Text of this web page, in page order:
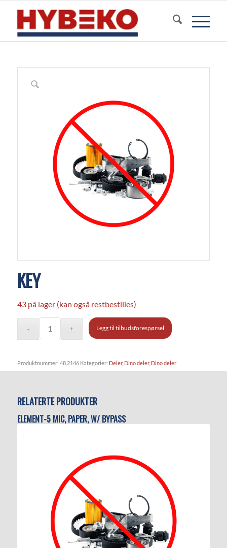
KEY
43 på lager (kan også restbestilles)
Legg til tilbudsforespørsel
Produktnummer: 48.2146 Kategorier: Deler, Dino deler, Dino deler
RELATERTE PRODUKTER
ELEMENT-5 MIC, PAPER, W/ BYPASS